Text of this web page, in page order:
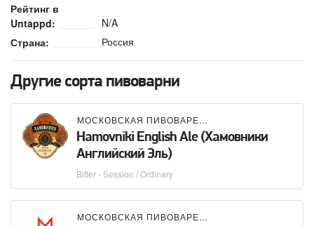
Рейтинг в
Untappd:
N/A
Страна:
Россия
Другие сорта пивоварни
МОСКОВСКАЯ ПИВОВАРЕННАЯ КОМПАНИЯ (МПК)
Hamovniki English Ale (Хамовники
Английский Эль)
Bitter - Session / Ordinary
МОСКОВСКАЯ ПИВОВАРЕННАЯ КОМПАНИЯ (МПК)